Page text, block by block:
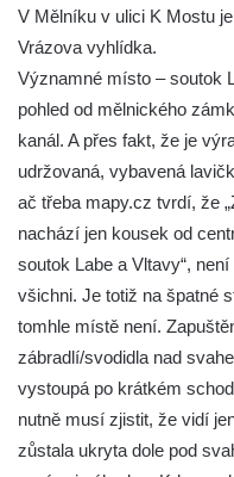
Vyhlídka u svatého
Ferdinandova vyhlídka
čedičového lomu v
Vyhlídka na konci
Křížovém vrchu ve
Rozhledna Čáp v
Vyhlídka u Písečného
Rozhledna Letná v
V Mělníku v ulici K Mostu
Vrázova vyhlídka.
Významné místo – soutok
pohled od mělnického
kanál. A přes fakt, že je
udržovaná, vybavená
ač třeba mapy.cz tvrdí, že
nachází jen kousek od
soutok Labe a Vltavy“,
všichni. Je totiž na špatné
tomhle místě není.
zábradlí/svodidla nad
vystoupá po krátkém
nutně musí zjistit, že vidí
zůstala ukryta dole pod